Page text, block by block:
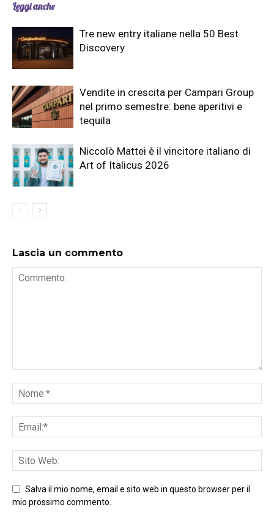
Leggi anche
Tre new entry italiane nella 50 Best
Discovery
Vendite in crescita per Campari Group
nel primo semestre: bene aperitivi e
tequila
Niccolò Mattei è il vincitore italiano di
Art of Italicus 2026
Lascia un commento
Salva il mio nome, email e sito web in questo browser per il
mio prossimo commento.